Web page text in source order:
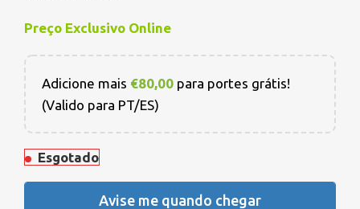
Preço Exclusivo Online
Adicione mais €80,00 para portes grátis!
(Valido para PT/ES)
Esgotado
Avise me quando chegar